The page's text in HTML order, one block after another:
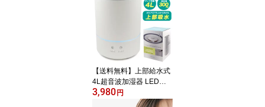
ンプ アウトドア 車中泊
テント泊 避難所 おすす
め キャンピングマット
エアマットレス エアーマ
ットレス エアベッド エ
アベット 【H】 送料無料
【送料無料】上部給水式
4L超音波加湿器 LEDラ
イト搭載 タイマー付き
加湿機 おしゃれ 乾燥対
3,980円